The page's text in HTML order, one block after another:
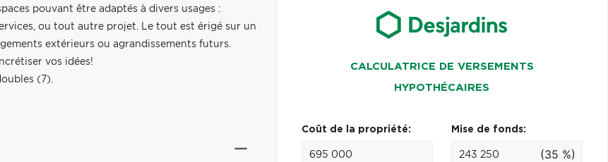
pouvant être adaptés à divers usages :
ou tout autre projet. Le tout est érigé sur un
extérieurs ou agrandissements futurs.
vos idées!
(7).
CALCULATRICE DE VERSEMENTS
HYPOTHÉCAIRES
Coût de la propriété: Mise de fonds:
(35 %)